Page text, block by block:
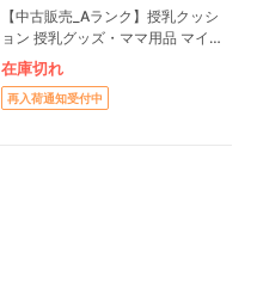
【中古販売_Aランク】授乳クッシ
ョン 授乳グッズ・ママ用品 マイブ
レストフレンズ(mybrestfriends)
在庫切れ
再入荷通知受付中